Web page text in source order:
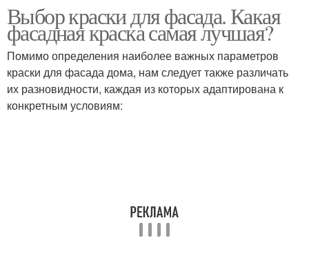
Краски для кухни Различные краски
Краски для деревянных
фасадов
Акриловые краски
Выбор краски для фасада. Какая
фасадная краска самая лучшая?
Помимо определения наиболее важных параметров
краски для фасада дома, нам следует также различать
их разновидности, каждая из которых адаптирована к
конкретным условиям: